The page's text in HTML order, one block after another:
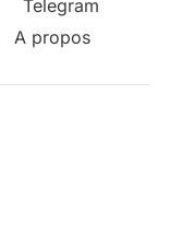
Telegram
A propos